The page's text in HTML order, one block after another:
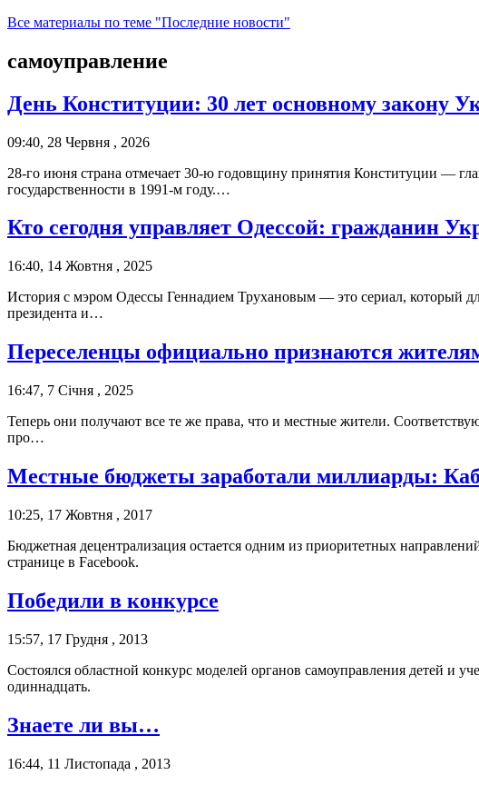
Все материалы по теме "Последние новости"
самоуправление
День Конституции: 30 лет основному закону
09:40, 28 Червня , 2026
28-го июня страна отмечает 30-ю годовщину принятия Конституции —
государственности в 1991-м году.…
Кто сегодня управляет Одессой: гражданин
16:40, 14 Жовтня , 2025
История с мэром Одессы Геннадием Трухановым — это сериал, который
президента и…
Переселенцы официально признаются
16:47, 7 Січня , 2025
Теперь они получают все те же права, что и местные жители.
про…
Местные бюджеты заработали миллиарды:
10:25, 17 Жовтня , 2017
Бюджетная децентрализация остается одним из приоритетных
странице в Facebook.
Победили в конкурсе
15:57, 17 Грудня , 2013
Состоялся областной конкурс моделей органов самоуправления детей и
одиннадцать.
Знаете ли вы…
16:44, 11 Листопада , 2013